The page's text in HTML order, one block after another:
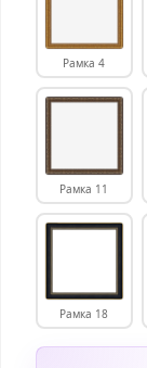
Рамка 4
Рамка 11
Рамка 18